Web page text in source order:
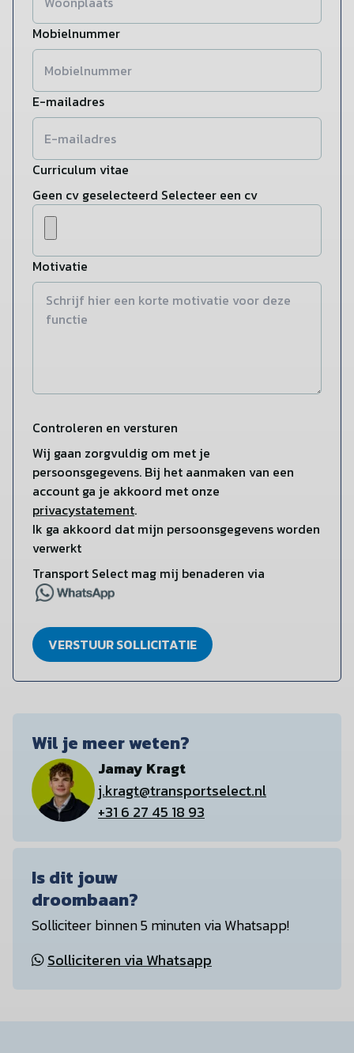
Mobielnummer
E-mailadres
Curriculum vitae
Geen cv geselecteerd Selecteer een cv
Motivatie
Controleren en versturen
Wij gaan zorgvuldig om met je
persoonsgegevens. Bij het aanmaken van een
account ga je akkoord met onze
privacystatement.
Ik ga akkoord dat mijn persoonsgegevens worden
verwerkt
Transport Select mag mij benaderen via
VERSTUUR SOLLICITATIE
Wil je meer weten?
Jamay Kragt
j.kragt@transportselect.nl
+31 6 27 45 18 93
Is dit jouw
droombaan?
Solliciteer binnen 5 minuten via Whatsapp!
Solliciteren via Whatsapp